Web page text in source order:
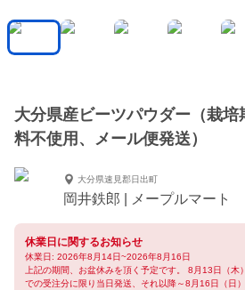
大分県産ビーツパウダー（栽
料不使用、メール便発送）
大分県速見郡日出町
岡井鉄郎 | メープルマート
休業日に関するお知らせ
休業日: 2026年8月14日~2026年8月16日
上記の期間、お盆休みを頂く予定です。 8月13日（木
での受注分に限り当日発送、それ以降～8月16日（日